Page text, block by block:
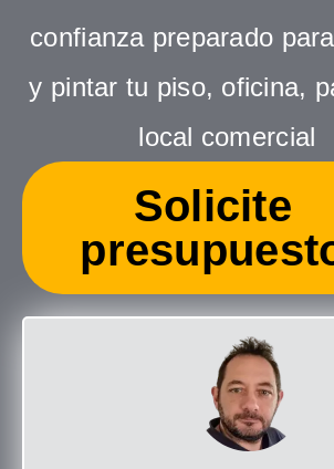
confianza preparado
y pintar tu piso, oficina,
local comercial
Solicite